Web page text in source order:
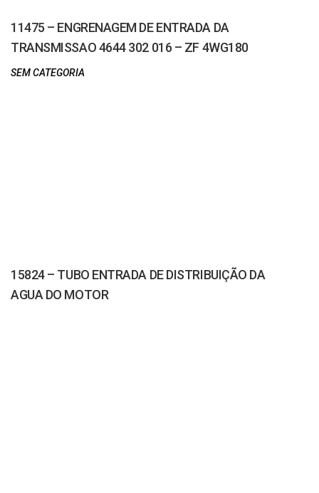
11475 – ENGRENAGEM DE ENTRADA DA
TRANSMISSAO 4644 302 016 – ZF 4WG180
SEM CATEGORIA
15824 – TUBO ENTRADA DE DISTRIBUIÇÃO DA
AGUA DO MOTOR